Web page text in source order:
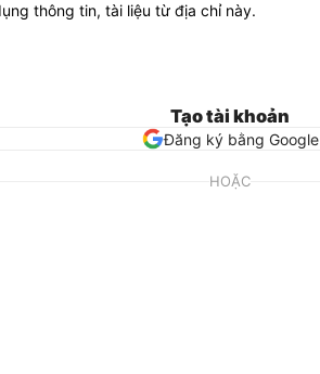
thông tin, tài liệu từ địa chỉ này.
Tạo tài khoản
Đăng ký bằng Google
HOẶC